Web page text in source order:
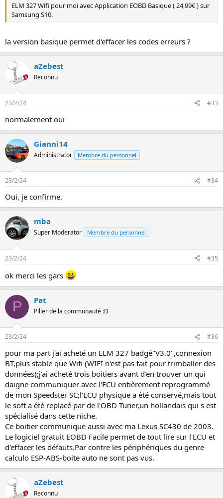
ELM 327 Wifi pour moi avec Application EOBD Basique ( 24,99€ ) sur
Samsung S10.
la version basique permet d'effacer les codes erreurs ?
aZebest
Reconnu
23/2/24 #33
normalement oui
Gianni14
Administrator Membre du personnel
23/2/24 #34
Oui, je confirme.
mba
Super Moderator Membre du personnel
23/2/24 #35
ok merci les gars
P Pat
Pilier de la communauté :D
23/2/24 #36
pour ma part j'ai acheté un ELM 327 badgé"V3.0",connexion
BT,plus stable que Wifi (WIFI n'est pas fait pour trimballer des
données);j'ai acheté trois boitiers avant d'en trouver un qui
daigne communiquer avec l'ECU entièrement reprogrammé
de mon Speedster SC;l'ECU physique a été conservé,mais tout
le soft a été replacé par de l'OBD Tuner,un hollandais qui s est
spécialisé dans cette niche.
Ce boitier communique aussi avec ma Lexus SC430 de 2003.
Le logiciel gratuit EOBD Facile permet de tout lire sur l'ECU et
d'effacer les défauts.Par contre les périphériques du genre
calculo ESP-ABS-boite auto ne sont pas vus.
aZebest
Reconnu